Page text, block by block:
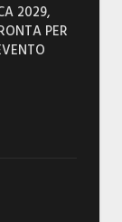
2029,
PER